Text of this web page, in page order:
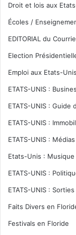
Droit et lois aux
Écoles /
EDITORIAL du
Election
Emploi aux Etats-Unis
ETATS-UNIS :
ETATS-UNIS : Guide
ETATS-UNIS :
ETATS-UNIS : Médias
Etats-Unis : Musique
ETATS-UNIS :
ETATS-UNIS :
Faits Divers en
Festivals en Floride